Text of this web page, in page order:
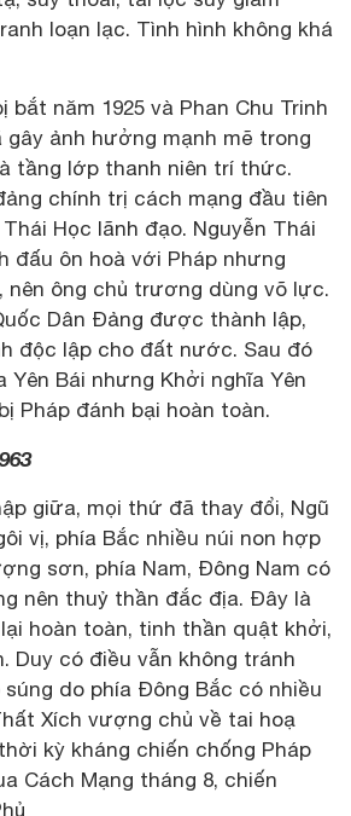
loạn lạc. Tình hình không khá
bắt năm 1925 và Phan Chu Trinh
gây ảnh hưởng mạnh mẽ trong
tầng lớp thanh niên trí thức.
chính trị cách mạng đầu tiên
Học lãnh đạo. Nguyễn Thái
đấu ôn hoà với Pháp nhưng
nên ông chủ trương dùng võ lực.
Dân Đảng được thành lập,
độc lập cho đất nước. Sau đó
Yên Bái nhưng Khởi nghĩa Yên
Pháp đánh bại hoàn toàn.
giữa, mọi thứ đã thay đổi, Ngũ
vị, phía Bắc nhiều núi non hợp
sơn, phía Nam, Đông Nam có
nên thuỷ thần đắc địa. Đây là
hoàn toàn, tinh thần quật khởi,
Duy có điều vẫn không tránh
do phía Đông Bắc có nhiều
Xích vượng chủ về tai hoạ
kỳ kháng chiến chống Pháp
Cách Mạng tháng 8, chiến